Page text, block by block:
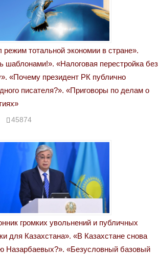
режим тотальной экономии в стране».
шаблонами!». «Налоговая перестройка без
«Почему президент РК публично
писателя?». «Приговоры по делам о
45874
громких увольнений и публичных
для Казахстана». «В Казахстане снова
Назарбаевых?». «Безусловный базовый